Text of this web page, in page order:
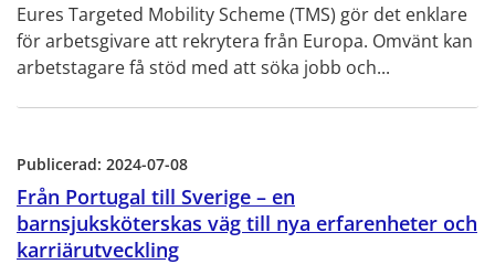
Eures Targeted Mobility Scheme (TMS) gör det enklare
för arbetsgivare att rekrytera från Europa. Omvänt kan
arbetstagare få stöd med att söka jobb och...
Publicerad: 2024-07-08
Från Portugal till Sverige – en
barnsjuksköterskas väg till nya erfarenheter och
karriärutveckling